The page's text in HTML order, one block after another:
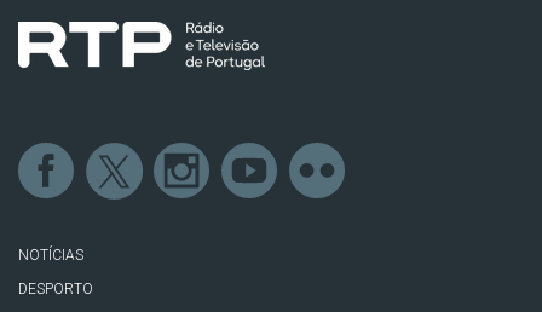
NOTÍCIAS
DESPORTO